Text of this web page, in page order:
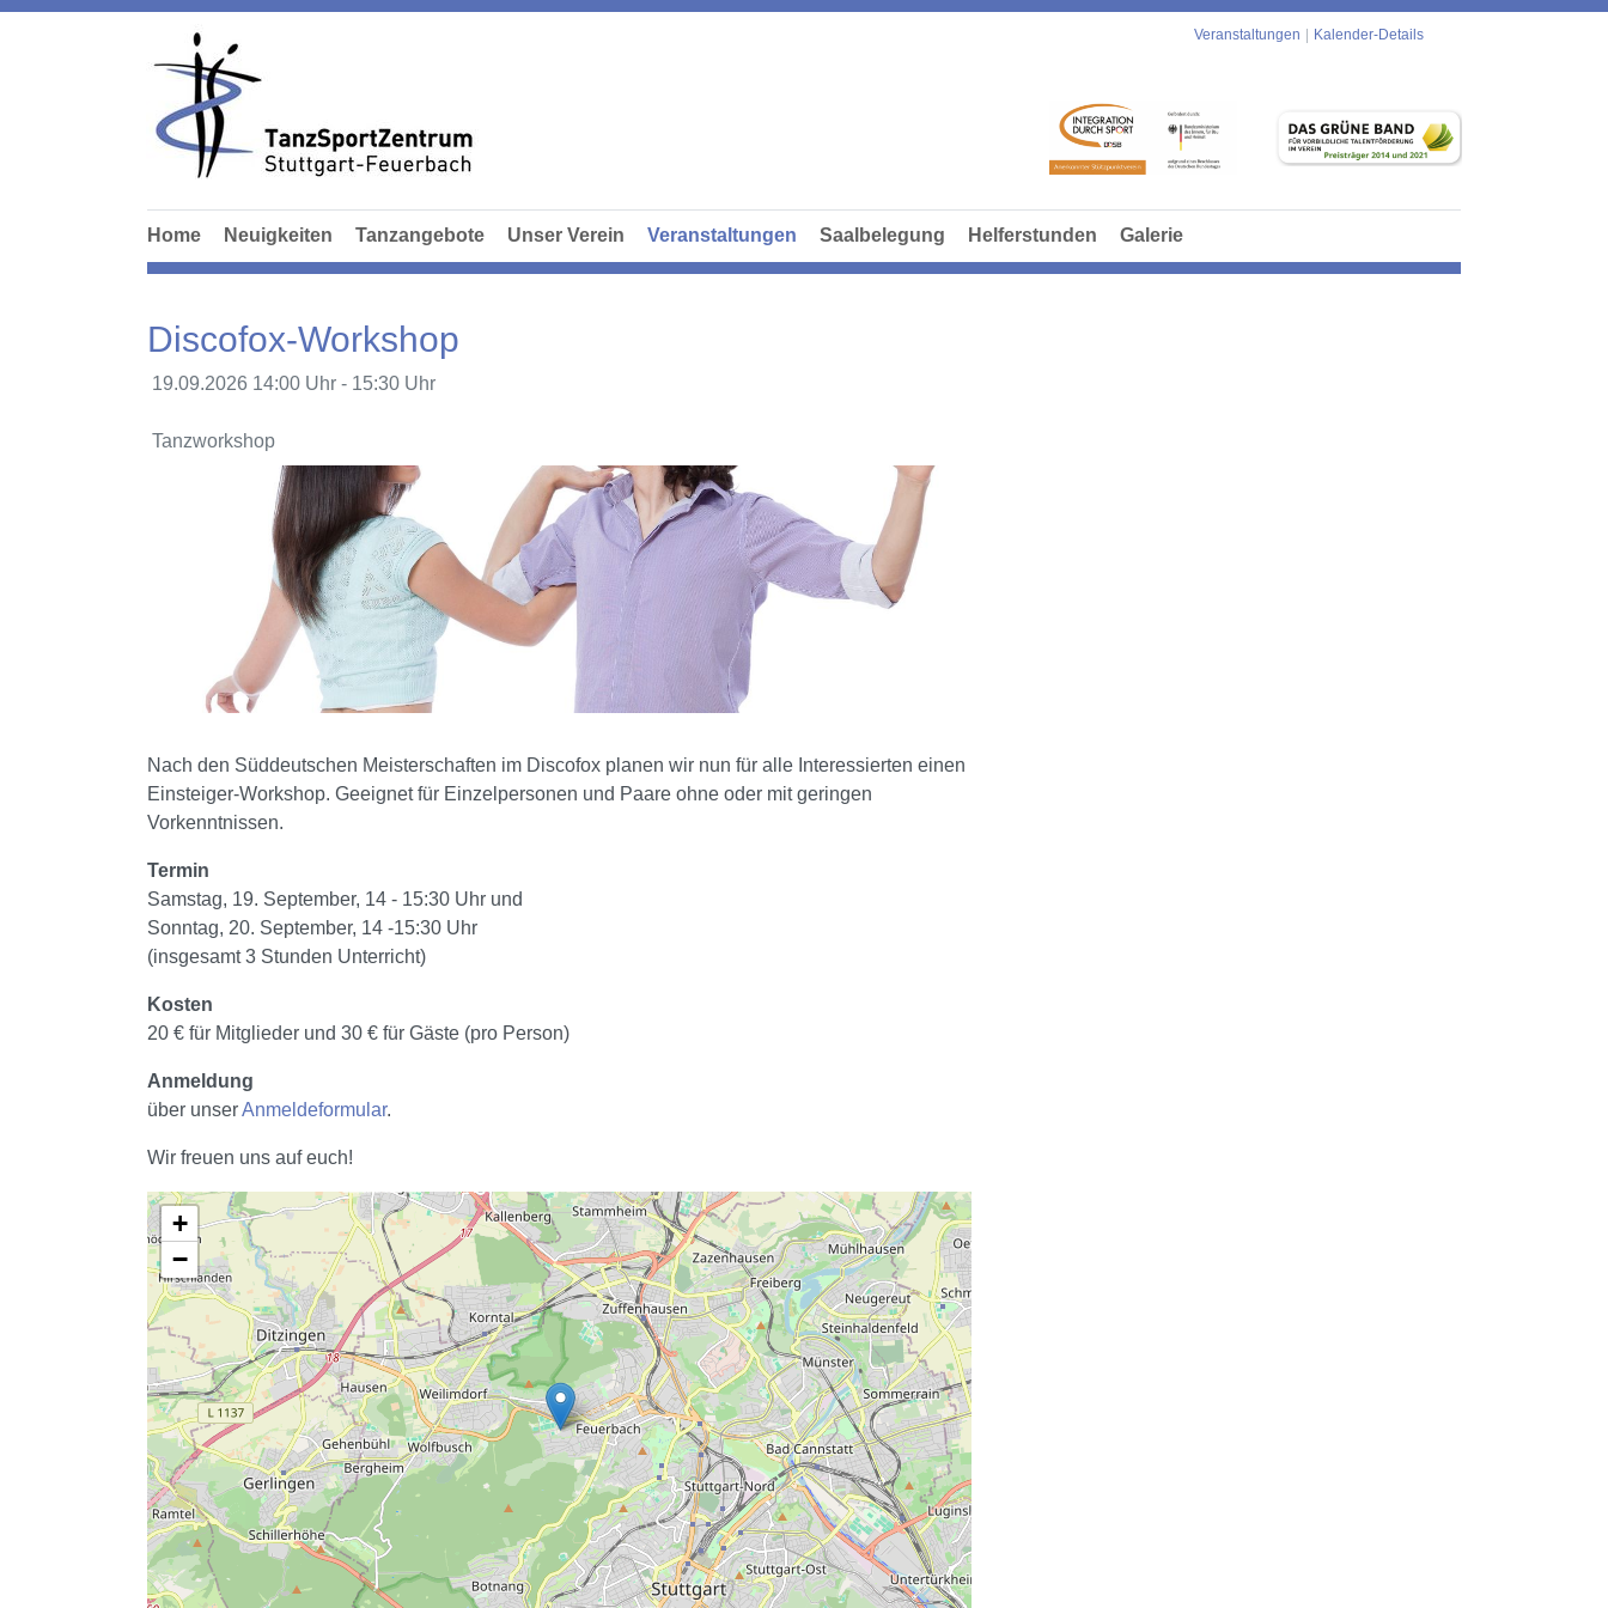
Veranstaltungen Kalender-Details
Home Neuigkeiten Tanzangebote Unser Verein Veranstaltungen Saalbelegung Helferstunden Galerie
Discofox-Workshop
19.09.2026 14:00 Uhr - 15:30 Uhr
Tanzworkshop
Nach den Süddeutschen Meisterschaften im Discofox planen wir nun für alle Interessierten einen
Einsteiger-Workshop. Geeignet für Einzelpersonen und Paare ohne oder mit geringen
Vorkenntnissen.
Termin
Samstag, 19. September, 14 - 15:30 Uhr und
Sonntag, 20. September, 14 -15:30 Uhr
(insgesamt 3 Stunden Unterricht)
Kosten
20 € für Mitglieder und 30 € für Gäste (pro Person)
Anmeldung
über unserAnmeldeformular.
Wir freuen uns auf euch!
+
−